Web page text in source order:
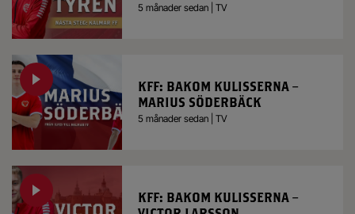
5 månader sedan | TV
KFF: BAKOM KULISSERNA –
MARIUS SÖDERBÄCK
5 månader sedan | TV
KFF: BAKOM KULISSERNA –